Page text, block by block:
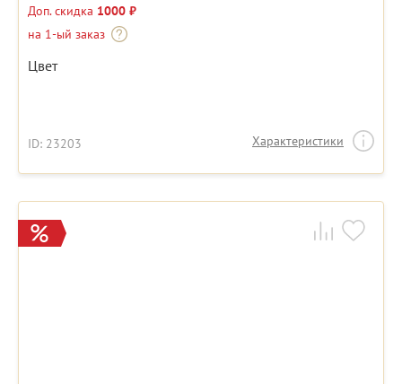
Доп. скидка 1000 ₽
на 1-ый заказ
Цвет
ID: 23203 Характеристики